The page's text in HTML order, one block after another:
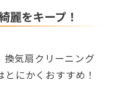
麗をキープ！
気扇クリーニング
にかくおすすめ！